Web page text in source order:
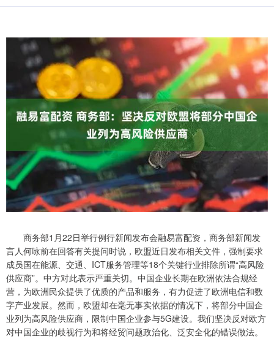
商务部1月22日举行例行新闻发布会融易富配资，商务部新闻发
言人何咏前在回答有关提问时说，欧盟近日发布相关文件，强制要求
成员国在能源、交通、ICT服务管理等18个关键行业排除所谓“高风险
供应商”。中方对此表示严重关切。中国企业长期在欧洲依法合规经
营，为欧洲民众提供了优质的产品和服务，有力促进了欧洲电信和数
字产业发展。然而，欧盟却在毫无事实依据的情况下，将部分中国企
业列为高风险供应商，限制中国企业参与5G建设。我们坚决反对欧方
对中国企业的歧视行为和将经贸问题政治化、泛安全化的错误做法。